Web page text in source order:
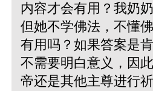
内容才会有用？我奶
但她不学佛法，不懂
有用吗？如果答案是
不需要明白意义，因
帝还是其他主尊进行